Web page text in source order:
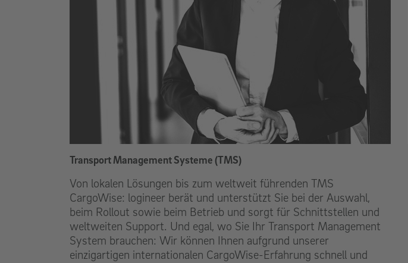
Transport Management Systeme (TMS)
Von lokalen Lösungen bis zum weltweit führenden TMS
CargoWise: logineer berät und unterstützt Sie bei der Auswahl,
beim Rollout sowie beim Betrieb und sorgt für Schnittstellen und
weltweiten Support. Und egal, wo Sie Ihr Transport Management
System brauchen: Wir können Ihnen aufgrund unserer
einzigartigen internationalen CargoWise-Erfahrung schnell und